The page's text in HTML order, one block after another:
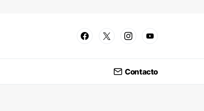
Contacto